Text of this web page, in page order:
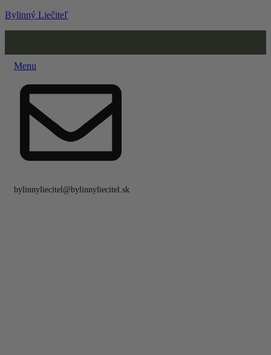
Bylinný Liečiteľ
Menu
bylinnyliecitel@bylinnyliecitel.sk